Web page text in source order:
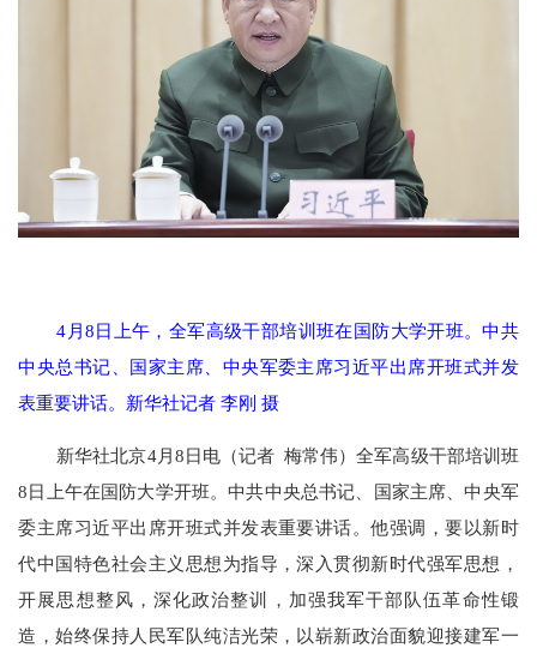
4月8日上午，全军高级干部培训班在国防大学开班。中共
中央总书记、国家主席、中央军委主席习近平出席开班式并发
表重要讲话。新华社记者 李刚 摄
新华社北京4月8日电（记者 梅常伟）全军高级干部培训班
8日上午在国防大学开班。中共中央总书记、国家主席、中央军
委主席习近平出席开班式并发表重要讲话。他强调，要以新时
代中国特色社会主义思想为指导，深入贯彻新时代强军思想，
开展思想整风，深化政治整训，加强我军干部队伍革命性锻
造，始终保持人民军队纯洁光荣，以崭新政治面貌迎接建军一